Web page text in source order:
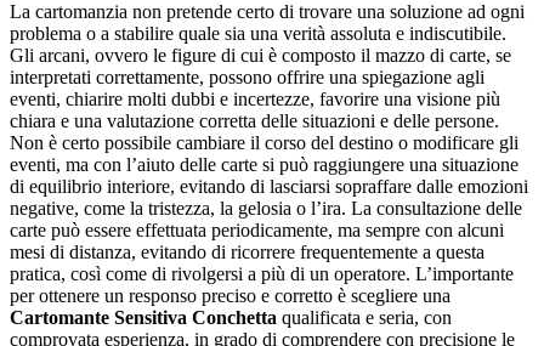
La cartomanzia non pretende certo di trovare una soluzione ad ogni
problema o a stabilire quale sia una verità assoluta e indiscutibile.
Gli arcani, ovvero le figure di cui è composto il mazzo di carte, se
interpretati correttamente, possono offrire una spiegazione agli
eventi, chiarire molti dubbi e incertezze, favorire una visione più
chiara e una valutazione corretta delle situazioni e delle persone.
Non è certo possibile cambiare il corso del destino o modificare gli
eventi, ma con l’aiuto delle carte si può raggiungere una situazione
di equilibrio interiore, evitando di lasciarsi sopraffare dalle emozioni
negative, come la tristezza, la gelosia o l’ira. La consultazione delle
carte può essere effettuata periodicamente, ma sempre con alcuni
mesi di distanza, evitando di ricorrere frequentemente a questa
pratica, così come di rivolgersi a più di un operatore. L’importante
per ottenere un responso preciso e corretto è scegliere una
Cartomante Sensitiva Conchetta qualificata e seria, con
comprovata esperienza, in grado di comprendere con precisione le